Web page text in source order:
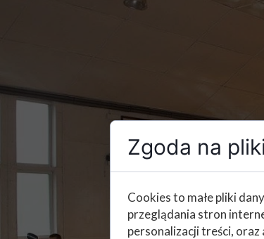
Zgoda na
Cookies to małe pliki
przeglądania stron
personalizacji treści, oraz